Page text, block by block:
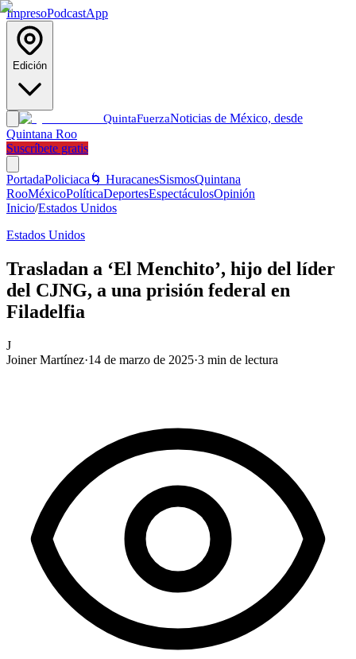
ImpresoPodcastApp
Edición
QuintaFuerzaNoticias de México, desde
Quintana Roo
Suscríbete gratis
PortadaPoliciaca 🌀 HuracanesSismosQuintana
RooMéxicoPolíticaDeportesEspectáculosOpinión
Inicio/Estados Unidos
Estados Unidos
Trasladan a ‘El Menchito’, hijo del líder
del CJNG, a una prisión federal en
Filadelfia
J
Joiner Martínez·14 de marzo de 2025·3 min de lectura